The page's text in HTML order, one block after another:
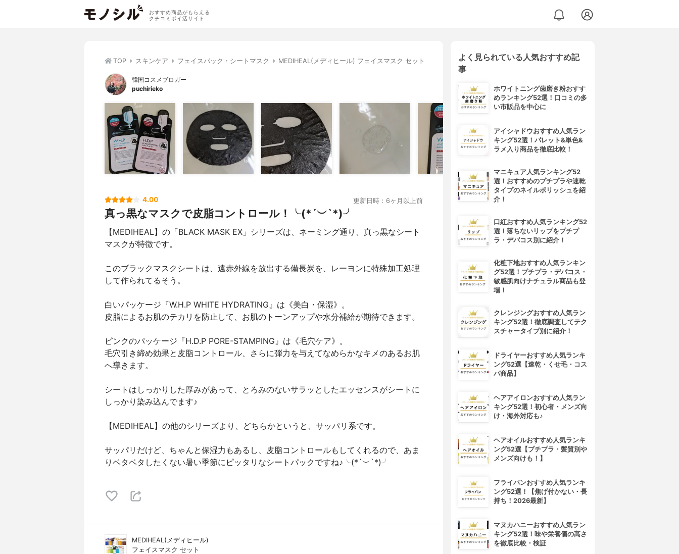
おすすめ商品がもらえる
クチコミポイ活サイト
TOP スキンケア フェイスパック・シートマスク MEDIHEAL(メディヒール) フェイスマスク セット
韓国コスメブロガー
puchirieko
4.00 更新日時：6ヶ月以上前
真っ黒なマスクで皮脂コントロール！╰(*´︶`*)╯
【MEDIHEAL】の「BLACK MASK EX」シリーズは、ネーミング通り、真っ黒なシート
マスクが特徴です。
このブラックマスクシートは、遠赤外線を放出する備長炭を、レーヨンに特殊加工処理
して作られてるそう。
白いパッケージ『W.H.P WHITE HYDRATING』は《美白・保湿》。
皮脂によるお肌のテカリを防止して、お肌のトーンアップや水分補給が期待できます。
ピンクのパッケージ『H.D.P PORE-STAMPING』は《毛穴ケア》。
毛穴引き締め効果と皮脂コントロール、さらに弾力を与えてなめらかなキメのあるお肌
へ導きます。
シートはしっかりした厚みがあって、とろみのないサラッとしたエッセンスがシートに
しっかり染み込んでます♪
【MEDIHEAL】の他のシリーズより、どちらかというと、サッパリ系です。
サッパリだけど、ちゃんと保湿力もあるし、皮脂コントロールもしてくれるので、あま
りベタベタしたくない暑い季節にピッタリなシートパックですね♪╰(*´︶`*)╯
MEDIHEAL(メディヒール)
フェイスマスク セット
よく見られている人気おすすめ記
事
ホワイトニング歯磨き粉おすす
めランキング52選！口コミの多
い市販品を中心に
アイシャドウおすすめ人気ラン
キング52選！パレット&単色&
ラメ入り商品を徹底比較！
マニキュア人気ランキング52
選！おすすめのプチプラや速乾
タイプのネイルポリッシュを紹
介！
口紅おすすめ人気ランキング52
選！落ちないリップをプチプ
ラ・デパコス別に紹介！
化粧下地おすすめ人気ランキン
グ52選！プチプラ・デパコス・
敏感肌向けナチュラル商品も登
場！
クレンジングおすすめ人気ラン
キング52選！徹底調査してテク
スチャータイプ別に紹介！
ドライヤーおすすめ人気ランキ
ング52選【速乾・くせ毛・コス
パ商品】
ヘアアイロンおすすめ人気ラン
キング52選！初心者・メンズ向
け・海外対応も♪
ヘアオイルおすすめ人気ランキ
ング52選【プチプラ・髪質別や
メンズ向けも！】
フライパンおすすめ人気ランキ
ング52選！【焦げ付かない・長
持ち！2026最新】
マヌカハニーおすすめ人気ラン
キング52選！味や栄養価の高さ
を徹底比較・検証